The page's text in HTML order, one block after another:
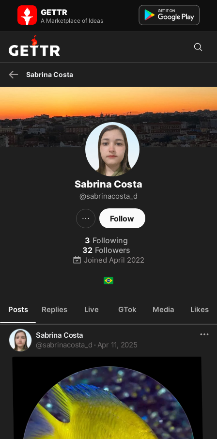
Sabrina Costa on GETTR - Profile and Posts
GETTR
A Marketplace of Ideas
Sabrina Costa
Sabrina Costa
@sabrinacosta_d
Follow
3 Following
32 Followers
Joined April 2022
🇧🇷
Posts Replies Live GTok Media Likes
Sabrina Costa
@sabrinacosta_d · Apr 11, 2025